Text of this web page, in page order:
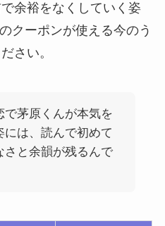
余裕をなくしていく姿
クーポンが使える今のう
さい。
で茅原くんが本気を
には、読んで初めて
さと余韻が残るんで